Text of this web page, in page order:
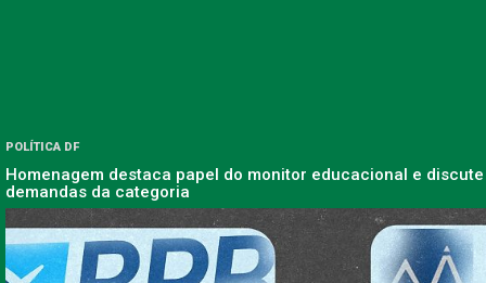
POLÍTICA DF
Homenagem destaca papel do monitor educacional e discute
demandas da categoria